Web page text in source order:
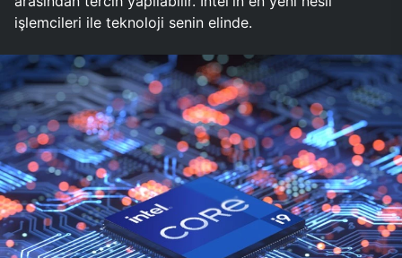
işlemcileri ile teknoloji senin elinde.